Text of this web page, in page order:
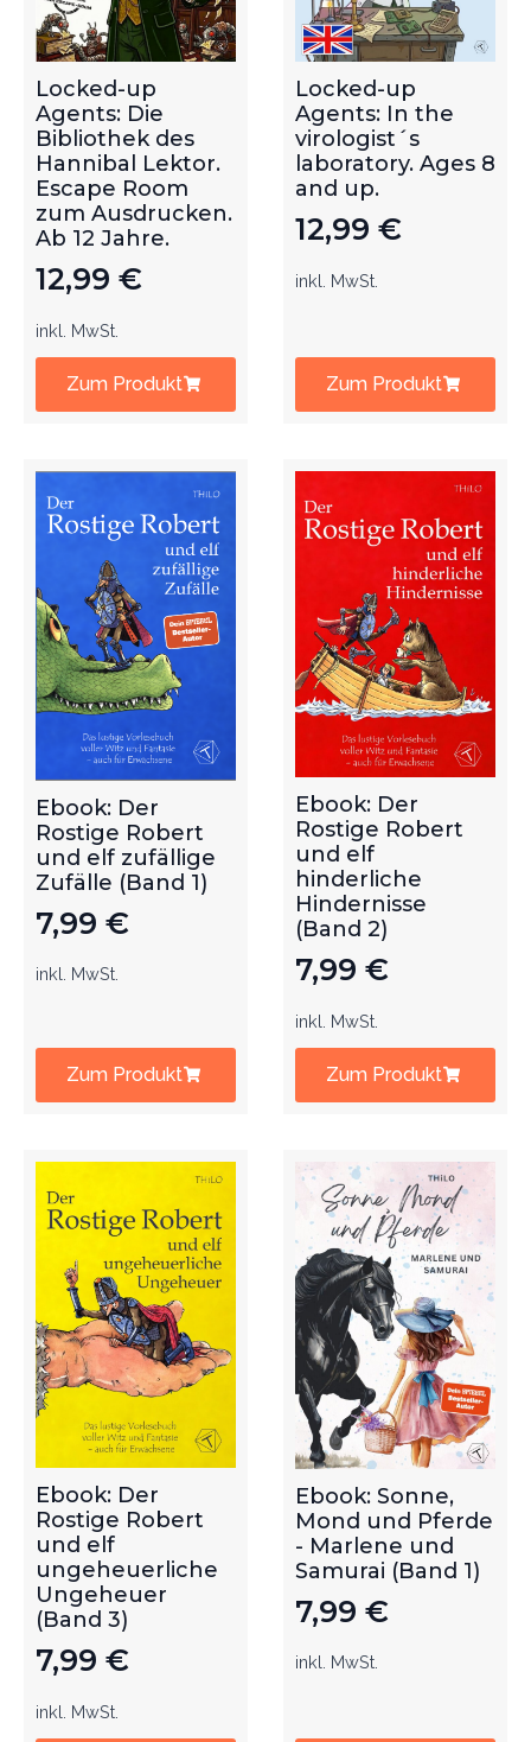
Locked-up
Agents: Die
Bibliothek des
Hannibal Lektor.
Escape Room
zum Ausdrucken.
Ab 12 Jahre.
12,99 €
inkl. MwSt.
Zum Produkt
Locked-up
Agents: In the
virologist´s
laboratory. Ages 8
and up.
12,99 €
inkl. MwSt.
Zum Produkt
Ebook: Der
Rostige Robert
und elf zufällige
Zufälle (Band 1)
7,99 €
inkl. MwSt.
Zum Produkt
Ebook: Der
Rostige Robert
und elf
hinderliche
Hindernisse
(Band 2)
7,99 €
inkl. MwSt.
Zum Produkt
Ebook: Der
Rostige Robert
und elf
ungeheuerliche
Ungeheuer
(Band 3)
7,99 €
inkl. MwSt.
Ebook: Sonne,
Mond und Pferde
- Marlene und
Samurai (Band 1)
7,99 €
inkl. MwSt.